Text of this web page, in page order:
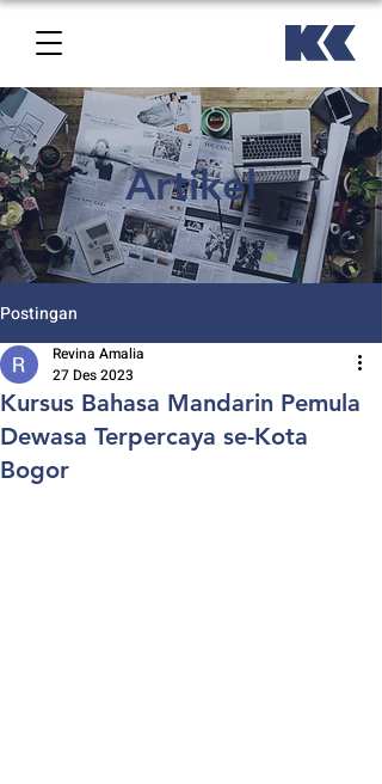
Artikel
Postingan
Kursus Bahasa Mandarin Pemula
Dewasa Terpercaya se-Kota
Bogor
Revina Amalia
27 Des 2023